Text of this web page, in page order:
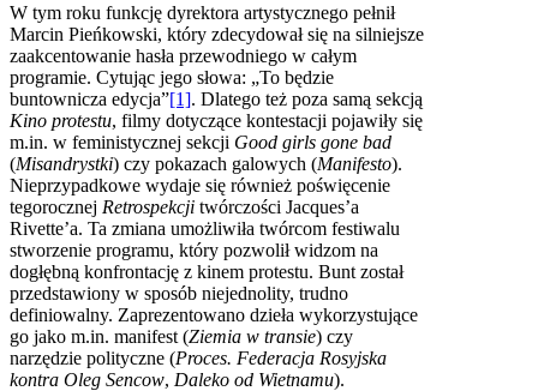
W tym roku funkcję dyrektora artystycznego pełnił
Marcin Pieńkowski, który zdecydował się na silniejsze
zaakcentowanie hasła przewodniego w całym
programie. Cytując jego słowa: „To będzie
buntownicza edycja”[1]. Dlatego też poza samą sekcją
Kino protestu, filmy dotyczące kontestacji pojawiły się
m.in. w feministycznej sekcji Good girls gone bad
(Misandrystki) czy pokazach galowych (Manifesto).
Nieprzypadkowe wydaje się również poświęcenie
tegorocznej Retrospekcji twórczości Jacques’a
Rivette’a. Ta zmiana umożliwiła twórcom festiwalu
stworzenie programu, który pozwolił widzom na
dogłębną konfrontację z kinem protestu. Bunt został
przedstawiony w sposób niejednolity, trudno
definiowalny. Zaprezentowano dzieła wykorzystujące
go jako m.in. manifest (Ziemia w transie) czy
narzędzie polityczne (Proces. Federacja Rosyjska
kontra Oleg Sencow, Daleko od Wietnamu).